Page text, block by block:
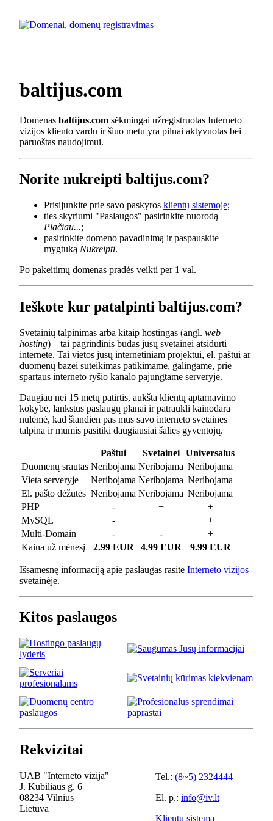
baltijus.com
Domenas baltijus.com sėkmingai užregistruotas Interneto
vizijos kliento vardu ir šiuo metu yra pilnai aktyvuotas bei
paruoštas naudojimui.
Norite nukreipti baltijus.com?
Prisijunkite prie savo paskyros klientų sistemoje;
ties skyriumi "Paslaugos" pasirinkite nuorodą
Plačiau...;
pasirinkite domeno pavadinimą ir paspauskite
mygtuką Nukreipti.
Po pakeitimų domenas pradės veikti per 1 val.
Ieškote kur patalpinti baltijus.com?
Svetainių talpinimas arba kitaip hostingas (angl. web
hosting) – tai pagrindinis būdas jūsų svetainei atsidurti
internete. Tai vietos jūsų internetiniam projektui, el. paštui ar
duomenų bazei suteikimas patikimame, galingame, prie
spartaus interneto ryšio kanalo pajungtame serveryje.
Daugiau nei 15 metų patirtis, aukšta klientų aptarnavimo
kokybė, lankstūs paslaugų planai ir patraukli kainodara
nulėmė, kad šiandien pas mus savo interneto svetaines
talpina ir mumis pasitiki daugiausiai šalies gyventojų.
Paštui Svetainei
Universalus
Duomenų srautas Neribojama Neribojama Neribojama
Vieta serveryje
Neribojama Neribojama Neribojama
El. pašto dėžutės Neribojama Neribojama Neribojama
PHP
- +
+
MySQL
- +
+
Multi-Domain
- -
+
Kaina už mėnesį
2.99 EUR 4.99 EUR 9.99 EUR
Išsamesnę informaciją apie paslaugas rasite Interneto vizijos
svetainėje.
Kitos paslaugos
Rekvizitai
UAB "Interneto vizija"
J. Kubiliaus g. 6
08234 Vilnius
Lietuva
Tel.: (8~5) 2324444
El. p.: info@iv.lt
Klientų sistema